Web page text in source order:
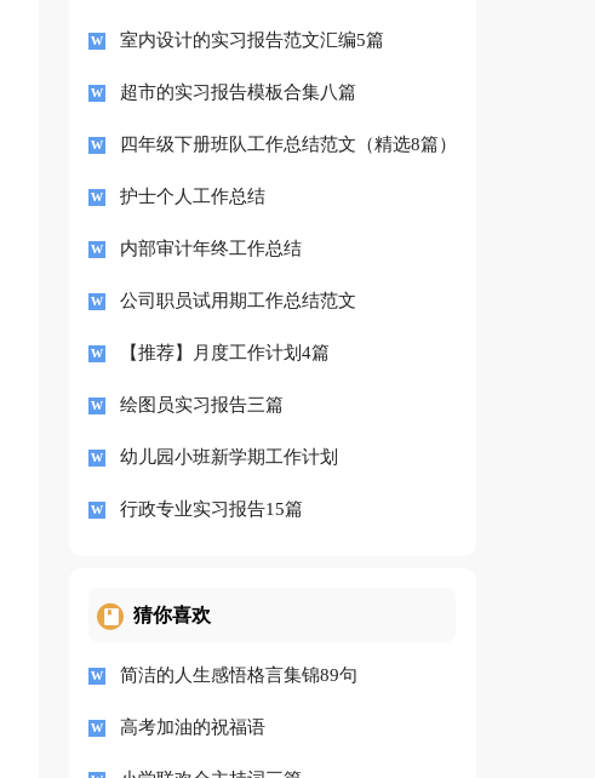
室内设计的实习报告范文汇编5篇
超市的实习报告模板合集八篇
四年级下册班队工作总结范文（精选8篇）
护士个人工作总结
内部审计年终工作总结
公司职员试用期工作总结范文
【推荐】月度工作计划4篇
绘图员实习报告三篇
幼儿园小班新学期工作计划
行政专业实习报告15篇
猜你喜欢
简洁的人生感悟格言集锦89句
高考加油的祝福语